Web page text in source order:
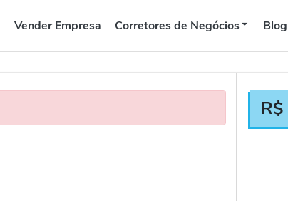
Vender Empresa Corretores de Negócios Blog
R$